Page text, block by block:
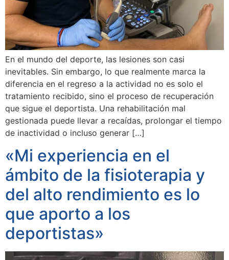
En el mundo del deporte, las lesiones son casi
inevitables. Sin embargo, lo que realmente marca la
diferencia en el regreso a la actividad no es solo el
tratamiento recibido, sino el proceso de recuperación
que sigue el deportista. Una rehabilitación mal
gestionada puede llevar a recaídas, prolongar el tiempo
de inactividad o incluso generar […]
«Mi experiencia en el
ámbito de la fisioterapia y
del alto rendimiento es lo
que aporto a los
deportistas»